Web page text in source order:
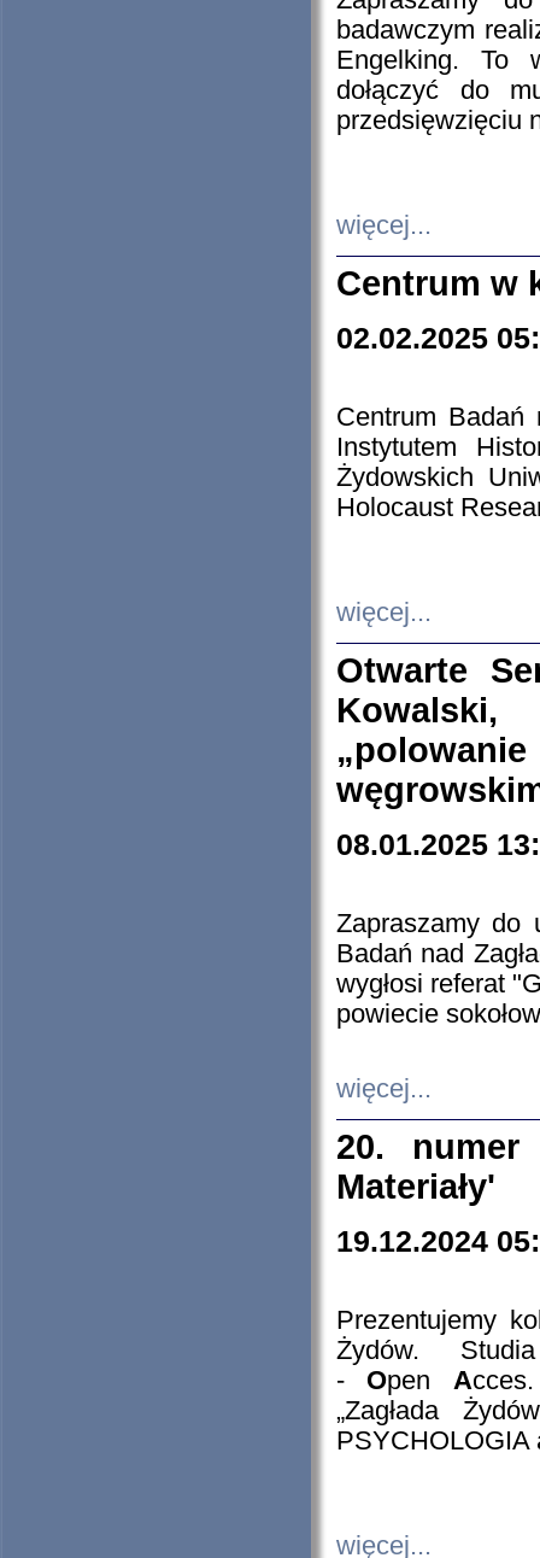
badawczym
Engelking. To
dołączyć do
przedsięwzięciu
więcej...
Centrum w
02.02.2025
Centrum Badań
Instytutem
Żydowskich
Holocaust
więcej...
Otwarte
08.01.2025
Zapraszamy do
Badań nad
wygłosi referat
powiecie
więcej...
20. numer
Materiały'
19.12.2024
Prezentujemy
Żydów.
- Open A
„Zagłada
PSYCHOLOGIA
więcej...